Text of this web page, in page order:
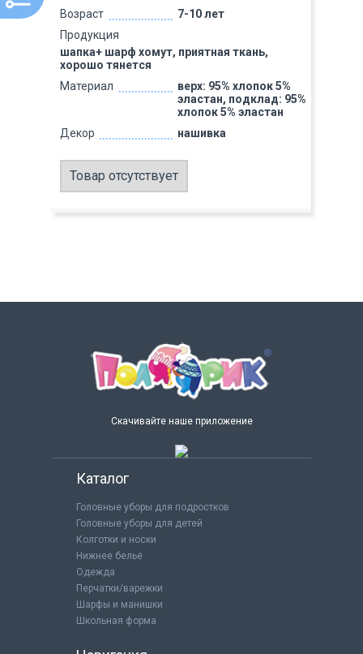
Возраст
7-10 лет
Продукция
шапка+ шарф хомут, приятная ткань,
хорошо тянется
Материал
верх: 95% хлопок 5%
эластан, подклад: 95%
хлопок 5% эластан
Декор
нашивка
Товар отсутствует
Скачивайте наше приложение
Каталог
Головные уборы для подростков
Головные уборы для детей
Колготки и носки
Нижнее бельё
Одежда
Перчатки/варежки
Шарфы и манишки
Школьная форма